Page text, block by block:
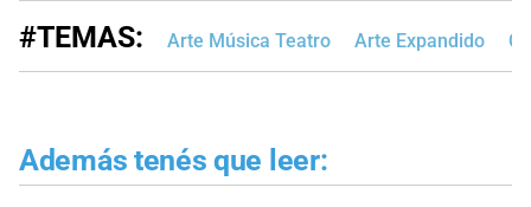
#TEMAS: Arte Música Teatro Arte Expandido
Además tenés que leer: